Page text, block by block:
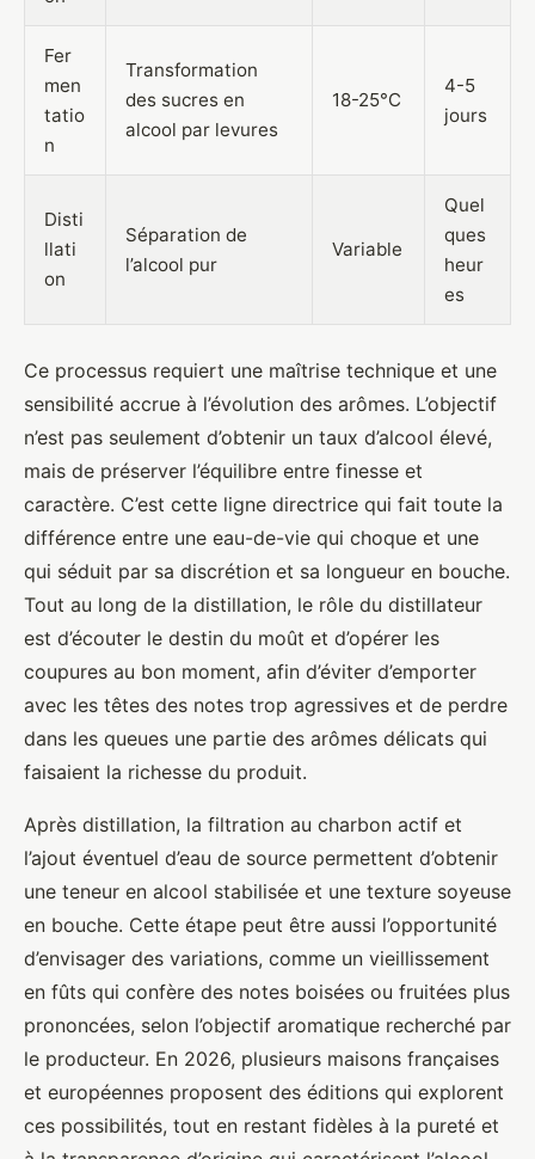
Fer
men
tatio
n
Transformation
des sucres en
alcool par levures
18-25°C
4-5
jours
Disti
llati
on
Séparation de
l’alcool pur
Variable
Quel
ques
heur
es
Ce processus requiert une maîtrise technique et une
sensibilité accrue à l’évolution des arômes. L’objectif
n’est pas seulement d’obtenir un taux d’alcool élevé,
mais de préserver l’équilibre entre finesse et
caractère. C’est cette ligne directrice qui fait toute la
différence entre une eau-de-vie qui choque et une
qui séduit par sa discrétion et sa longueur en bouche.
Tout au long de la distillation, le rôle du distillateur
est d’écouter le destin du moût et d’opérer les
coupures au bon moment, afin d’éviter d’emporter
avec les têtes des notes trop agressives et de perdre
dans les queues une partie des arômes délicats qui
faisaient la richesse du produit.
Après distillation, la filtration au charbon actif et
l’ajout éventuel d’eau de source permettent d’obtenir
une teneur en alcool stabilisée et une texture soyeuse
en bouche. Cette étape peut être aussi l’opportunité
d’envisager des variations, comme un vieillissement
en fûts qui confère des notes boisées ou fruitées plus
prononcées, selon l’objectif aromatique recherché par
le producteur. En 2026, plusieurs maisons françaises
et européennes proposent des éditions qui explorent
ces possibilités, tout en restant fidèles à la pureté et